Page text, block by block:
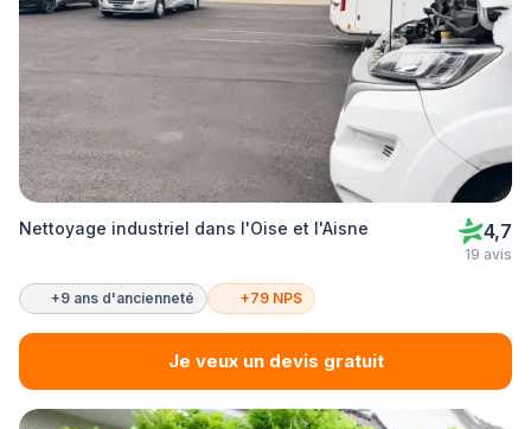
Nettoyage industriel dans l'Oise et l'Aisne 4,7
19 avis
+9 ans d'ancienneté +79 NPS
Je veux un devis gratuit